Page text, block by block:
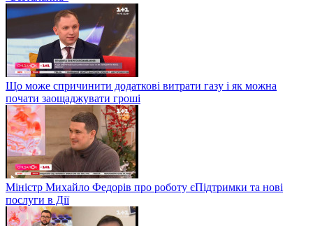
Що може спричинити додаткові витрати газу і як можна
почати заощаджувати гроші
Міністр Михайло Федорів про роботу єПідтримки та нові
послуги в Дії